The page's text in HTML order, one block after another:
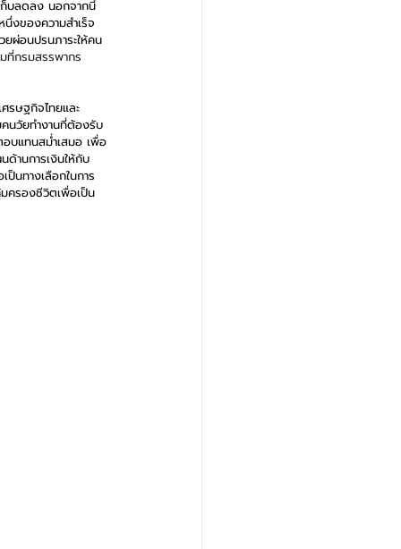
ก็บลดลง นอกจากนี้
งของความสำเร็จ
ผ่อนปรนภาระให้คน
ที่กรมสรรพากร
รษฐกิจไทยและ
นวัยทำงานที่ต้องรับ
บแทนสม่ำเสมอ เพื่อ
ด้านการเงินให้กับ
เป็นทางเลือกในการ
ครองชีวิตเพื่อเป็น